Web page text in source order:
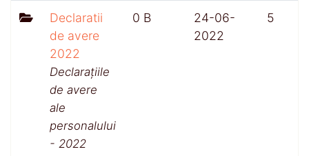
Declaratii
de avere
2022
Declarațiile
de avere
ale
personalului
- 2022
0 B
24-06-
2022
5